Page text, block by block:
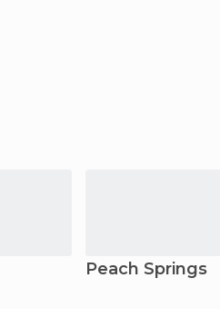
Peach Springs